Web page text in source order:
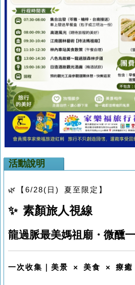
活動說明
🌿【6/28(日) 夏至限定】
✨ 素顏旅人視線
龍過脈最美媽祖廟・微醺
一次收集｜美景 × 美食 × 療